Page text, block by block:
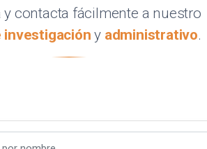
y contacta fácilmente a nuestro
investigación y administrativo.